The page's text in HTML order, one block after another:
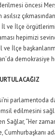
öncesi
İl ve İlçe
hepimizi
ve İlçe
demokrasiye
parlamentoda
edilmesini
Sağlar, “Her